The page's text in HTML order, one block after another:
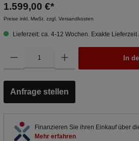
1.599,00 €*
Preise inkl. MwSt. zzgl. Versandkosten
Lieferzeit: ca. 4-12 Wochen. Exakte Lieferzeit
In
Anfrage stellen
Finanzieren Sie ihren Einkauf über
Mehr erfahren